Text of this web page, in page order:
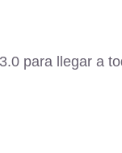
para llegar a